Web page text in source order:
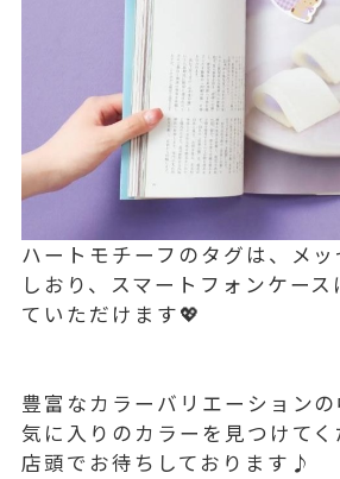
ハートモチーフのタグは、メ
しおり、スマートフォンケー
ていただけます💖
豊富なカラーバリエーション
気に入りのカラーを見つけてく
店頭でお待ちしております♪